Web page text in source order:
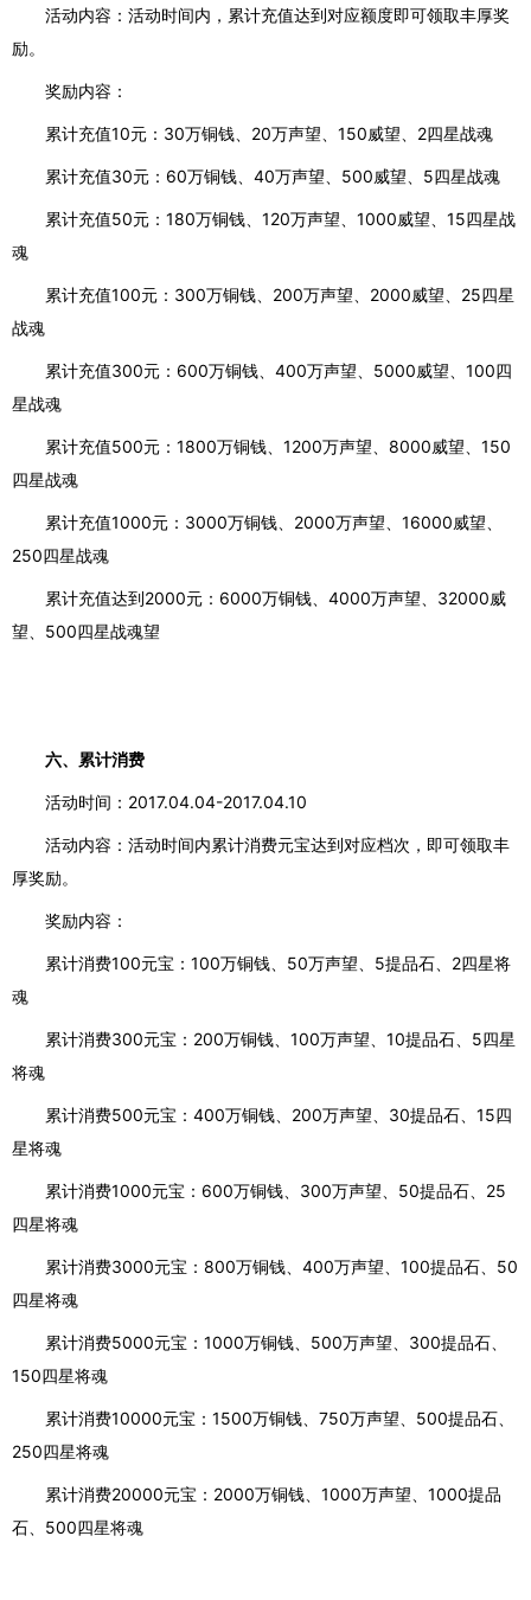
活动内容：活动时间内，累计充值达到对应额度即可领取丰厚奖
励。
奖励内容：
累计充值10元：30万铜钱、20万声望、150威望、2四星战魂
累计充值30元：60万铜钱、40万声望、500威望、5四星战魂
累计充值50元：180万铜钱、120万声望、1000威望、15四星战
魂
累计充值100元：300万铜钱、200万声望、2000威望、25四星
战魂
累计充值300元：600万铜钱、400万声望、5000威望、100四
星战魂
累计充值500元：1800万铜钱、1200万声望、8000威望、150
四星战魂
累计充值1000元：3000万铜钱、2000万声望、16000威望、
250四星战魂
累计充值达到2000元：6000万铜钱、4000万声望、32000威
望、500四星战魂望
六、累计消费
活动时间： 2017.04.04-2017.04.10
活动内容：活动时间内累计消费元宝达到对应档次，即可领取丰
厚奖励。
奖励内容：
累计消费100元宝：100万铜钱、50万声望、5提品石、2四星将
魂
累计消费300元宝：200万铜钱、100万声望、10提品石、5四星
将魂
累计消费500元宝：400万铜钱、200万声望、30提品石、15四
星将魂
累计消费1000元宝：600万铜钱、300万声望、50提品石、25
四星将魂
累计消费3000元宝：800万铜钱、400万声望、100提品石、50
四星将魂
累计消费5000元宝：1000万铜钱、500万声望、300提品石、
150四星将魂
累计消费10000元宝：1500万铜钱、750万声望、500提品石、
250四星将魂
累计消费20000元宝：2000万铜钱、1000万声望、1000提品
石、500四星将魂